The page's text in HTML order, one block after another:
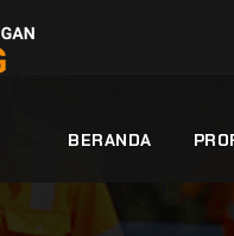
BERANDA